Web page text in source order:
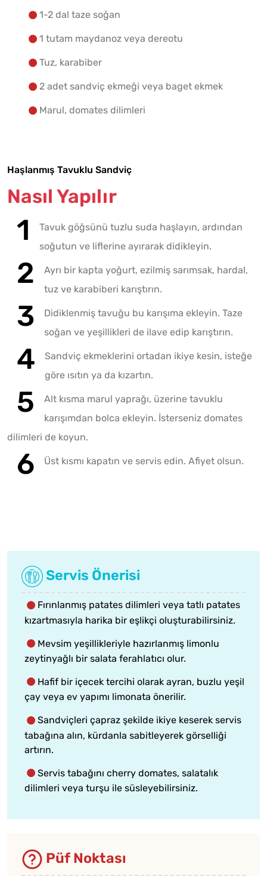
1-2 dal taze soğan
1 tutam maydanoz veya dereotu
Tuz, karabiber
2 adet sandviç ekmeği veya baget ekmek
Marul, domates dilimleri
Haşlanmış Tavuklu Sandviç
Nasıl Yapılır
Tavuk göğsünü tuzlu suda haşlayın, ardından
soğutun ve liflerine ayırarak didikleyin.
Ayrı bir kapta yoğurt, ezilmiş sarımsak, hardal,
tuz ve karabiberi karıştırın.
Didiklenmiş tavuğu bu karışıma ekleyin. Taze
soğan ve yeşillikleri de ilave edip karıştırın.
Sandviç ekmeklerini ortadan ikiye kesin, isteğe
göre ısıtın ya da kızartın.
Alt kısma marul yaprağı, üzerine tavuklu
karışımdan bolca ekleyin. İsterseniz domates
dilimleri de koyun.
Üst kısmı kapatın ve servis edin. Afiyet olsun.
Servis Önerisi
Fırınlanmış patates dilimleri veya tatlı patates
kızartmasıyla harika bir eşlikçi oluşturabilirsiniz.
Mevsim yeşillikleriyle hazırlanmış limonlu
zeytinyağlı bir salata ferahlatıcı olur.
Hafif bir içecek tercihi olarak ayran, buzlu yeşil
çay veya ev yapımı limonata önerilir.
Sandviçleri çapraz şekilde ikiye keserek servis
tabağına alın, kürdanla sabitleyerek görselliği
artırın.
Servis tabağını cherry domates, salatalık
dilimleri veya turşu ile süsleyebilirsiniz.
Püf Noktası